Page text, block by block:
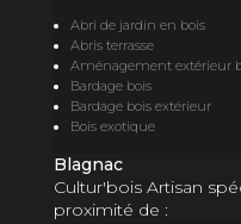
Abri de jardin en bois
Abris terrasse
Aménagement extérieur
Bardage bois
Bardage bois extérieur
Bois exotique
Blagnac
Cultur'bois Artisan
proximité de :